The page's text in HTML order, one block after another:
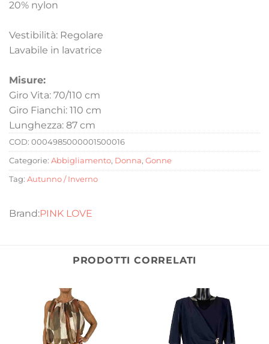
20% nylon
Vestibilità: Regolare
Lavabile in lavatrice
Misure:
Giro Vita: 70/110 cm
Giro Fianchi: 110 cm
Lunghezza: 87 cm
COD: 0004985000001500016
Categorie: Abbigliamento, Donna, Gonne
Tag: Autunno / Inverno
PINK LOVE
PRODOTTI CORRELATI